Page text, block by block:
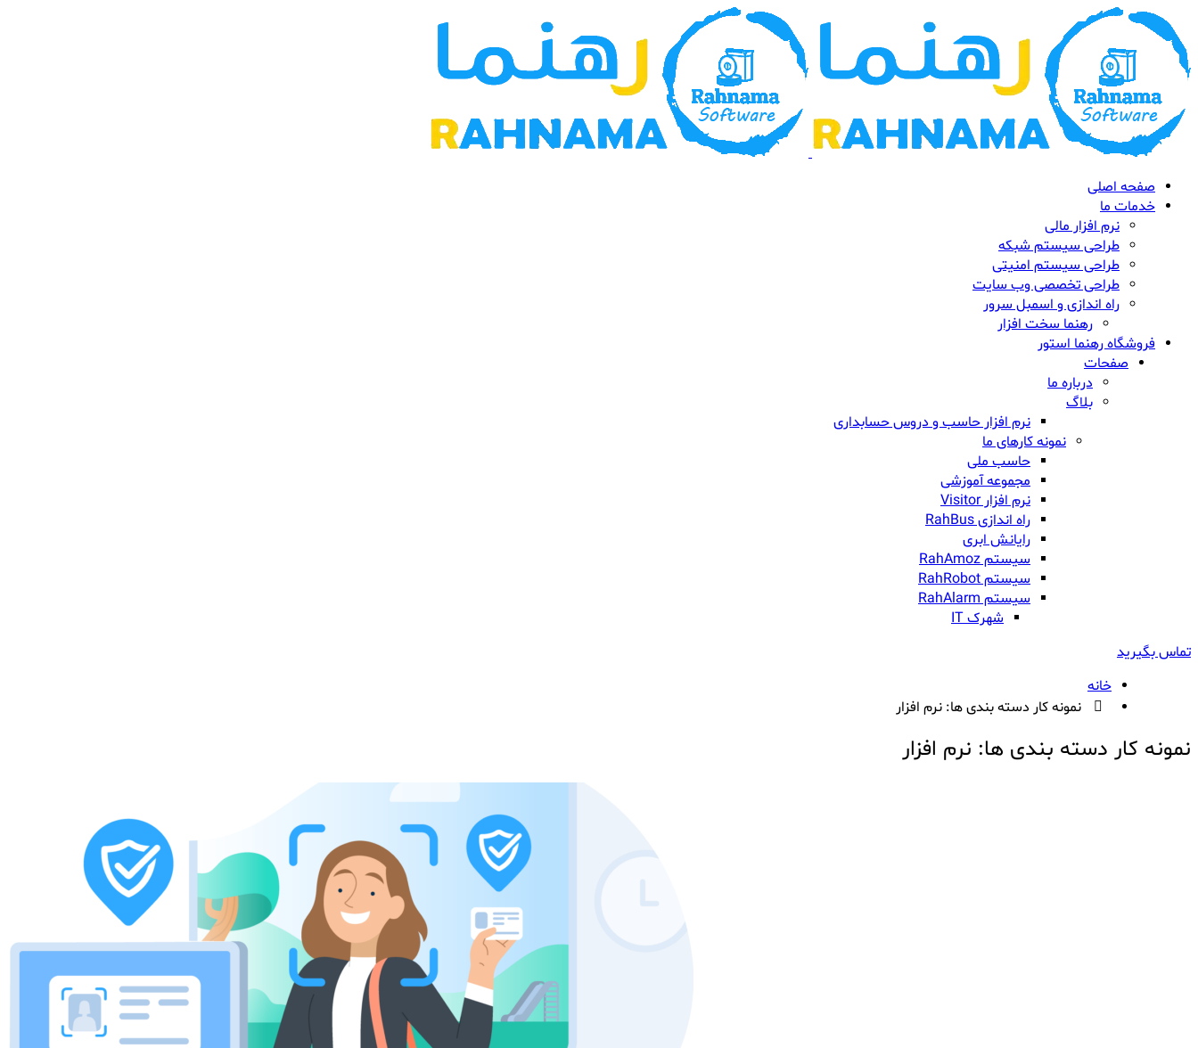
صفحه اصلی
خدمات ما
نرم افزار مالی
طراحی سیستم شبکه
طراحی سیستم امنیتی
طراحی تخصصی وب سایت
راه اندازی و اسمبل سرور
رهنما سخت افزار
فروشگاه رهنما استور
صفحات
درباره ما
بلاگ
نرم افزار حاسب و دروس حسابداری
نمونه کارهای ما
حاسب ملی
مجموعه آموزشی
نرم افزار Visitor
راه اندازی RahBus
رایانش ابری
سیستم RahAmoz
سیستم RahRobot
سیستم RahAlarm
شهرک IT
تماس بگیرید
خانه
نمونه کار دسته بندی ها: نرم افزار
نمونه کار دسته بندی ها: نرم افزار